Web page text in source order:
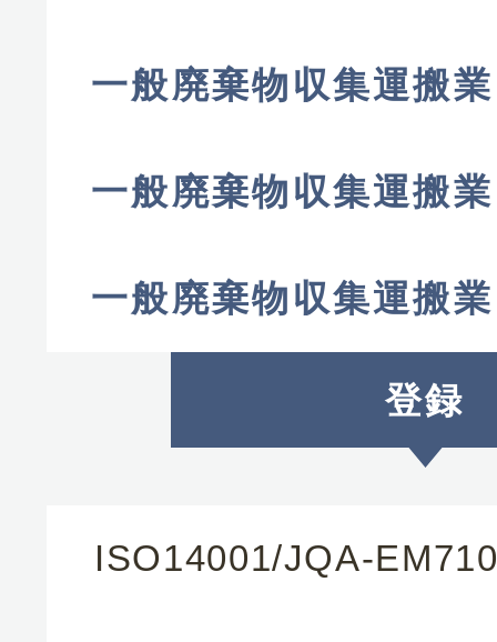
一般廃棄物収集運搬業
一般廃棄物収集運搬業
一般廃棄物収集運搬業
登録
ISO14001/JQA-